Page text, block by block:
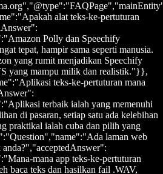
alat teks-ke-pertuturan
Polly dan Speechify
tepat, hampir sama seperti manusia.
yang rumit menjadikan Speechify
yang mampu milik dan realistik."}},
teks-ke-pertuturan mana
terbaik ialah yang memenuhi
di pasaran, setiap satu ada kelebihan
praktikal ialah cuba dan pilih yang
laman web
anda?","acceptedAnswer":
mana app teks-ke-pertuturan
baca teks dan hasilkan fail .WAV,